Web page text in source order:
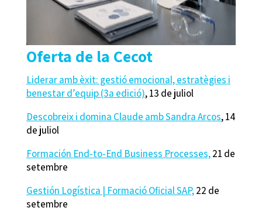
Oferta de la Cecot
Liderar amb èxit: gestió emocional, estratègies i
benestar d’equip (3a edició), 13 de juliol
Descobreix i domina Claude amb Sandra Arcos, 14
de juliol
Formación End-to-End Business Processes,21 de
setembre
Gestión Logística | Formació Oficial SAP,22 de
setembre